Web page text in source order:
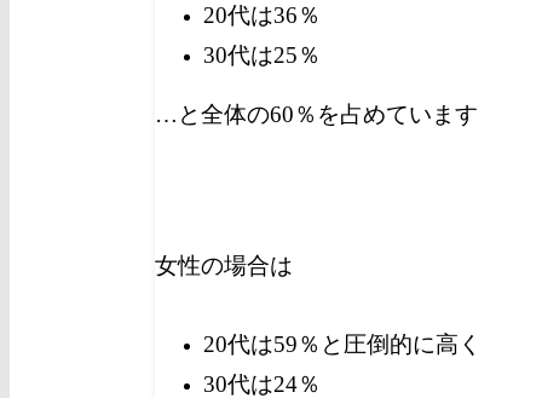
20代は36％
30代は25％
…と全体の60％を占めています
女性の場合は
20代は59％と圧倒的に高く
30代は24％